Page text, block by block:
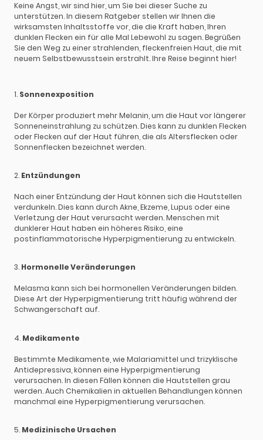
Keine Angst, wir sind hier, um Sie bei dieser Suche zu
unterstützen. In diesem Ratgeber stellen wir Ihnen die
wirksamsten Inhaltsstoffe vor, die die Kraft haben, Ihren
dunklen Flecken ein für alle Mal Lebewohl zu sagen. Begrüßen
Sie den Weg zu einer strahlenden, fleckenfreien Haut, die mit
neuem Selbstbewusstsein erstrahlt. Ihre Reise beginnt hier!
1. Sonnenexposition
Der Körper produziert mehr Melanin, um die Haut vor längerer
Sonneneinstrahlung zu schützen. Dies kann zu dunklen Flecken
oder Flecken auf der Haut führen, die als Altersflecken oder
Sonnenflecken bezeichnet werden.
2. Entzündungen
Nach einer Entzündung der Haut können sich die Hautstellen
verdunkeln. Dies kann durch Akne, Ekzeme, Lupus oder eine
Verletzung der Haut verursacht werden. Menschen mit
dunklerer Haut haben ein höheres Risiko, eine
postinflammatorische Hyperpigmentierung zu entwickeln.
3. Hormonelle Veränderungen
Melasma kann sich bei hormonellen Veränderungen bilden.
Diese Art der Hyperpigmentierung tritt häufig während der
Schwangerschaft auf.
4. Medikamente
Bestimmte Medikamente, wie Malariamittel und trizyklische
Antidepressiva, können eine Hyperpigmentierung
verursachen. In diesen Fällen können die Hautstellen grau
werden. Auch Chemikalien in aktuellen Behandlungen können
manchmal eine Hyperpigmentierung verursachen.
5. Medizinische Ursachen